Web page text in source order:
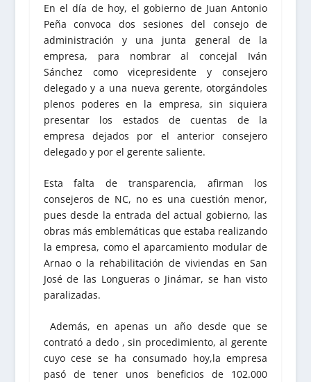
En el día de hoy, el gobierno de Juan Antonio
Peña convoca dos sesiones del consejo de
administración y una junta general de la
empresa, para nombrar al concejal Iván
Sánchez como vicepresidente y consejero
delegado y a una nueva gerente, otorgándoles
plenos poderes en la empresa, sin siquiera
presentar los estados de cuentas de la
empresa dejados por el anterior consejero
delegado y por el gerente saliente.
Esta falta de transparencia, afirman los
consejeros de NC, no es una cuestión menor,
pues desde la entrada del actual gobierno, las
obras más emblemáticas que estaba realizando
la empresa, como el aparcamiento modular de
Arnao o la rehabilitación de viviendas en San
José de las Longueras o Jinámar, se han visto
paralizadas.
Además, en apenas un año desde que se
contrató a dedo , sin procedimiento, al gerente
cuyo cese se ha consumado hoy,la empresa
pasó de tener unos beneficios de 102.000